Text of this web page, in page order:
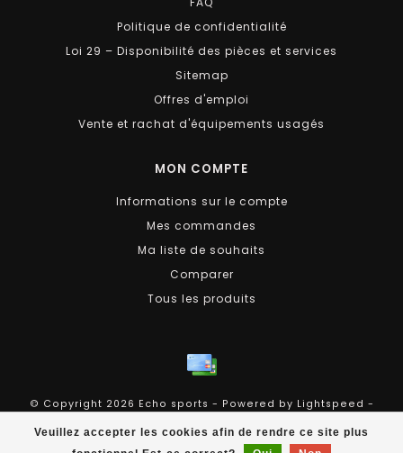
Veuillez accepter les cookies afin de rendre ce site plus
Politique de confidentialité
Loi 29 – Disponibilité des pièces et services
Sitemap
Offres d'emploi
Vente et rachat d'équipements usagés
MON COMPTE
Informations sur le compte
Mes commandes
Ma liste de souhaits
Comparer
Tous les produits
© Copyright 2026 Echo sports - Powered by Lightspeed -
Echo Sports scores a 4.4 /5out of 258évaluations at